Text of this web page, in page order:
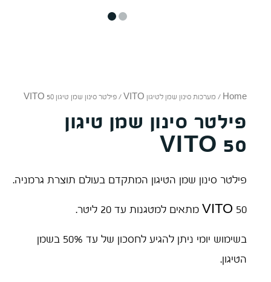
Home
/ מערכות סינון שמן לטיגון VITO / פילטר סינון שמן טיגון VITO 50
פילטר סינון שמן טיגון
VITO 50
פילטר סינון שמן הטיגון המתקדם בעולם תוצרת גרמניה.
VITO 50 מתאים למטגנות עד 20 ליטר.
בשימוש יומי ניתן להגיע לחסכון של עד 50% בשמן
הטיגון.
1
2